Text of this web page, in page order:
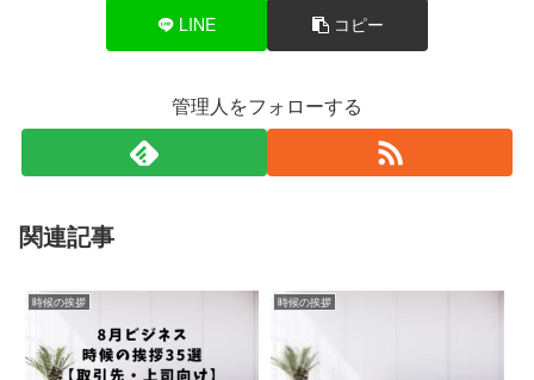
LINE コピー
管理人をフォローする
関連記事
時候の挨拶 時候の挨拶